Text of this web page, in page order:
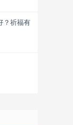
？祈福有